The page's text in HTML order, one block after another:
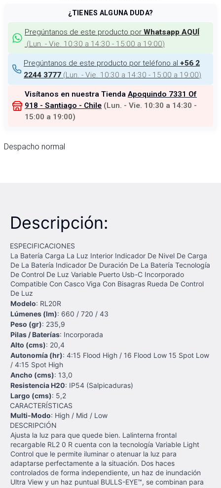
¿TIENES ALGUNA DUDA?
Pregúntanos de este producto por Whatsapp AQUÍ
(Lun. - Vie. 10:30 a 14:30 - 15:00 a 19:00)
Pregúntanos de este producto por teléfono al +56 2
2244 3777 (Lun. - Vie. 10:30 a 14:30 - 15:00 a 19:00)
Visítanos en nuestra Tienda Apoquindo 7331 Of
918 - Santiago - Chile (Lun. - Vie. 10:30 a 14:30 -
15:00 a 19:00)
Despacho normal
Descripción:
ESPECIFICACIONES
La Batería Carga La Luz Interior Indicador De Nivel De Carga
De La Batería Indicador De Duración De La Batería Tecnología
De Control De Luz Variable Puerto Usb-C Incorporado
Compatible Con Casco Viga Con Bisagras Rueda De Control
De Luz
Modelo: RL20R
Lúmenes (lm): 660 / 720 / 43
Peso (gr): 235,9
Pilas / Baterías: Incorporada
Alto (cms): 20,4
Autonomía (hr): 4:15 Flood High / 16 Flood Low 15 Spot Low
/ 4:15 Spot High
Ancho (cms): 13,0
Resistencia H20: IP54 (Salpicaduras)
Largo (cms): 5,2
CARACTERÍSTICAS
Multi-Modo: High / Mid / Low
DESCRIPCIÓN
Ajusta la luz para que quede bien. Lalinterna frontal
recargable RL2 0 R cuenta con la tecnología Variable Light
Control que le permite iluminar o atenuar la luz para
adaptarse perfectamente a la situación. Dos haces
controlados de forma independiente, un haz de inundación
Ultra View y un haz puntual BULLS-EYE™, se combinan para